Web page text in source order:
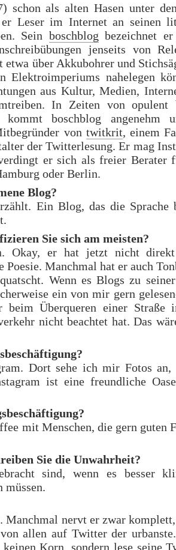
schon als alten Hasen unter
Leser im Internet an seinen
Sein boschblog bezeichnet
jenseits von
über Akkubohrer und
Elektroimperiums nahelegen
aus Kultur, Medien,
In Zeiten von opulent
boschblog angenehm
von twitkrit, einem
der Twitterlesung. Er mag
er sich als freier Berater
oder Berlin.
Blog?
Ein Blog, das die Sprache
Sie sich am meisten?
Okay, er hat jetzt nicht
Poesie. Manchmal hat er auch
Wenn es Blogs zu
ein von mir gern
beim Überqueren einer Straße
nicht beachtet hat. Das
Dort sehe ich mir Fotos an,
ist eine freundliche
mit Menschen, die gern guten
Sie die Unwahrheit?
sind, wenn es besser
müssen.
Manchmal nervt er zwar
allen auf Twitter der
Korn, sondern lese seine